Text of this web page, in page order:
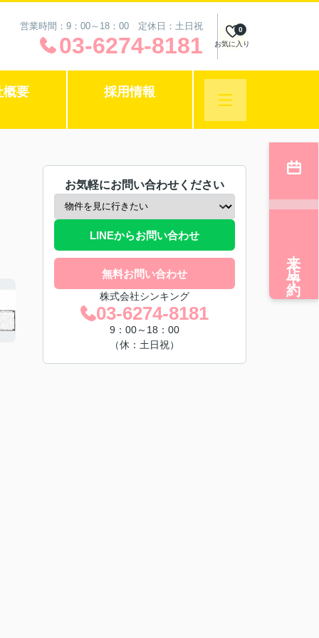
営業時間：9：00～18：00 定休日：土日祝
03-6274-8181 お気に入り
0
概要 採用情報
お気軽にお問い合わせください
LINEからお問い合わせ
無料お問い合わせ
株式会社シンキング
03-6274-8181
9：00～18：00
（休：土日祝）
来店予約